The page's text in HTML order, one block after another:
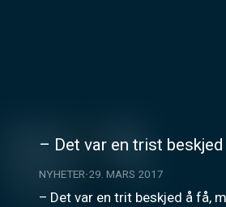
– Det var en trist
NYHETER 29. MARS 2017
– Det var en trit beskjed å få,